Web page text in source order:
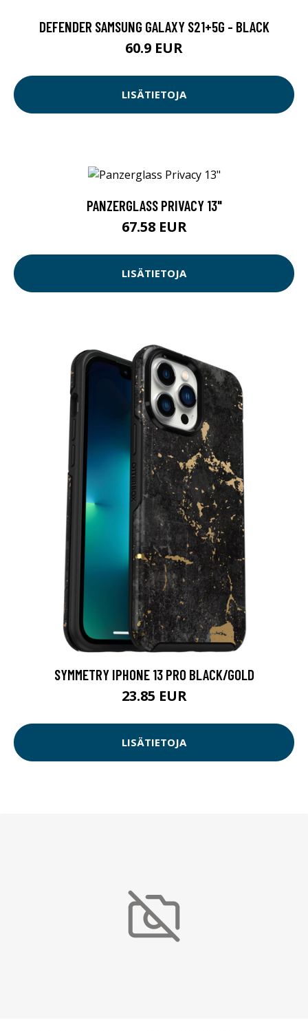
DEFENDER SAMSUNG GALAXY S21+5G - BLACK
60.9 EUR
LISÄTIETOJA
PANZERGLASS PRIVACY 13"
67.58 EUR
LISÄTIETOJA
SYMMETRY IPHONE 13 PRO BLACK/GOLD
23.85 EUR
LISÄTIETOJA